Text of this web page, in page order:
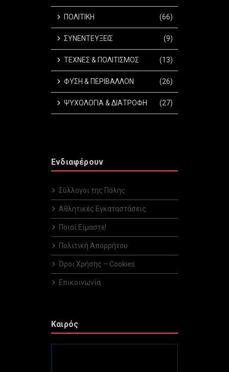
ΠΟΛΙΤΙΚΗ (66)
ΣΥΝΕΝΤΕΥΞΕΙΣ (9)
ΤΕΧΝΕΣ & ΠΟΛΙΤΙΣΜΟΣ (13)
ΦΥΣΗ & ΠΕΡΙΒΑΛΛΟΝ (26)
ΨΥΧΟΛΟΓΙΑ & ΔΙΑΤΡΟΦΗ (27)
Ενδιαφέρουν
Σύλλογοι της Πόλης
Αθλητικές Εγκαταστάσεις
Ποιοί Είμαστε!
Πολιτική Απορρήτου
Όροι Χρήσης – Cookies
Επικοινωνία
Καιρός